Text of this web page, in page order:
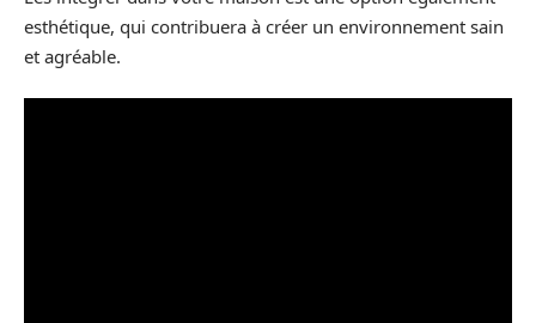
esthétique, qui contribuera à créer un environnement sain
et agréable.